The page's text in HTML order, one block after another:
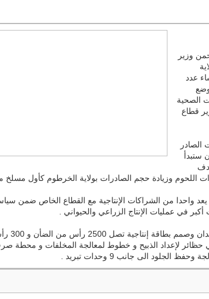
وزير
عدد
الصحية
قطاع
الصادر
ستبدأ
اللحوم وزيادة حجم الصادرات بولاية الخرطوم كأول مسلخ
واحدا من الشراكات الإنتاجية مع القطاع الخاص ضمن
في عمليات الإنتاج الزراعي والحيواني .
ويذكر أن مساحة المسلخ تبلغ 50 فدان
حظائر لإعداد الذبيح و خطوط لمعالجة المخلفات و محطة
الى جانب 9 وحدات تبريد .